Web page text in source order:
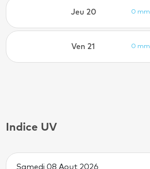
Jeu 20 0 mm
Ven 21 0 mm
Indice UV
Samedi 08 Aout 2026